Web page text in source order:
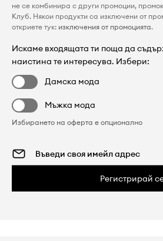
не се комбинира с други промоции,
Клуб. Някои продукти са изключени от
откриете тук: изключения от промоцията.
Искаме входящата ти поща да
наистина те интересува. Избери:
Дамска мода
Мъжка мода
Избирането на оферта е опционално
Регистрирай